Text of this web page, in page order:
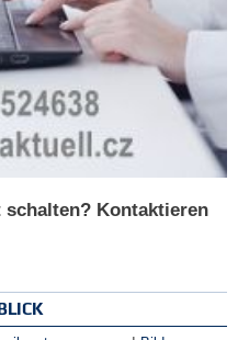
schalten? Kontaktieren